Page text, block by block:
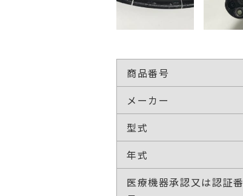
商品番号
メーカー
型式
年式
医療機器承認又は認証番